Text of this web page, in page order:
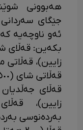
ھەبوونی
جێگای سەردانی
ئەو ناوچەیە
بکەین: قەڵای
زایین)،
بەردەنوسی